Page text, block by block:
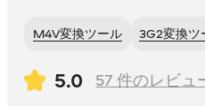
M4V変換ツール 3G2変換
5.0 57 件のレビュ